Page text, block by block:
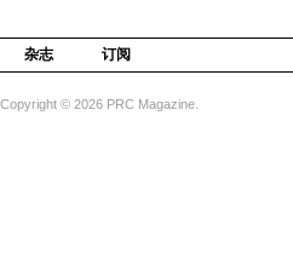
杂志 订阅
Copyright © 2026 PRC Magazine.